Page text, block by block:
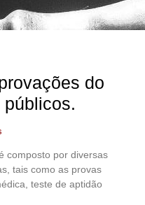
do
composto por diversas
tais como as provas
teste de aptidão